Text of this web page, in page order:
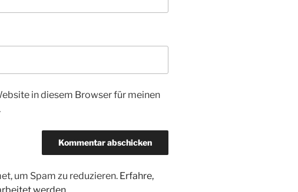
in diesem Browser für meinen
um Spam zu reduzieren. Erfahre,